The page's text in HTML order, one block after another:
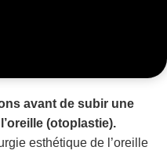
avant de subir une
(otoplastie).
esthétique de l’oreille